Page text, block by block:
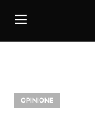
OPINIONE